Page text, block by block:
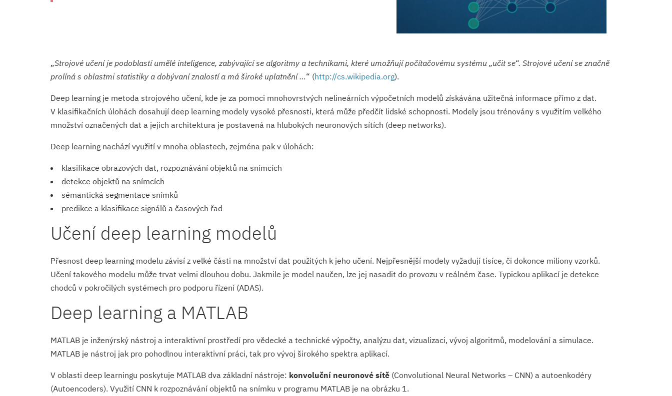
Strojové učení je podoblastí umělé inteligence, zabývající se algoritmy a technikami, které umožňují počítačovému systému „učit se“. Strojové učení se značně
prolíná s oblastmi statistiky a dobývaní znalostí a má široké uplatnění …
(http://cs.wikipedia.org).
Deep learning je metoda strojového učení, kde je za pomoci mnohovrstvých nelineárních výpočetních modelů získávána užitečná informace přímo z dat.
V klasifikačních úlohách dosahují deep learning modely vysoké přesnosti, která může předčít lidské schopnosti. Modely jsou trénovány s využitím velkého
množství označených dat a jejich architektura je postavená na hlubokých neuronových sítích (deep networks).
Deep learning nachází využití v mnoha oblastech, zejména pak v úlohách:
klasifikace obrazových dat, rozpoznávání objektů na snímcích
detekce objektů na snímcích
sémantická segmentace snímků
predikce a klasifikace signálů a časových řad
Učení deep learning modelů
Přesnost deep learning modelu závisí z velké části na množství dat použitých k jeho učení. Nejpřesnější modely vyžadují tisíce, či dokonce miliony vzorků.
Učení takového modelu může trvat velmi dlouhou dobu. Jakmile je model naučen, lze jej nasadit do provozu v reálném čase. Typickou aplikací je detekce
chodců v pokročilých systémech pro podporu řízení (ADAS).
Deep learning a MATLAB
MATLAB je inženýrský nástroj a interaktivní prostředí pro vědecké a technické výpočty, analýzu dat, vizualizaci, vývoj algoritmů, modelování a simulace.
MATLAB je nástroj jak pro pohodlnou interaktivní práci, tak pro vývoj širokého spektra aplikací.
V oblasti deep learningu poskytuje MATLAB dva základní nástroje: konvoluční neuronové sítě(Convolutional Neural Networks – CNN) a autoenkodéry
(Autoencoders). Využití CNN k rozpoznávání objektů na snímku v programu MATLAB je na obrázku 1.